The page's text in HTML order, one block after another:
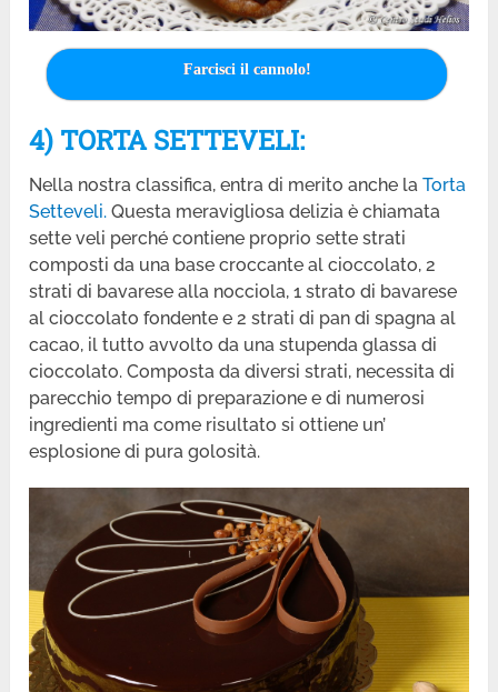
Farcisci il cannolo!
4) TORTA SETTEVELI:
Nella nostra classifica, entra di merito anche la Torta
Setteveli.Questa meravigliosa delizia è chiamata
sette veli perché contiene proprio sette strati
composti da una base croccante al cioccolato, 2
strati di bavarese alla nocciola, 1 strato di bavarese
al cioccolato fondente e 2 strati di pan di spagna al
cacao, il tutto avvolto da una stupenda glassa di
cioccolato. Composta da diversi strati, necessita di
parecchio tempo di preparazione e di numerosi
ingredienti ma come risultato si ottiene un’
esplosione di pura golosità.